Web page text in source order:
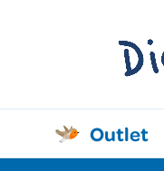
Outlet